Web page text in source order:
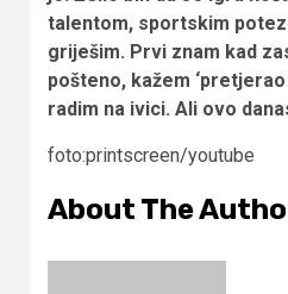
talentom, sportskim
griješim. Prvi znam kad
pošteno, kažem
radim na ivici. Ali ovo
foto:printscreen/youtube
About The